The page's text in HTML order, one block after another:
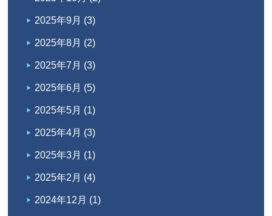
2025年9月 (3)
2025年8月 (2)
2025年7月 (3)
2025年6月 (5)
2025年5月 (1)
2025年4月 (3)
2025年3月 (1)
2025年2月 (4)
2024年12月 (1)